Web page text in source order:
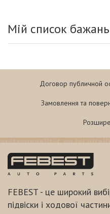
Мій список бажань
Договор публичной
Замовлення та
FEBEST - це широкий
підвіски і ходової